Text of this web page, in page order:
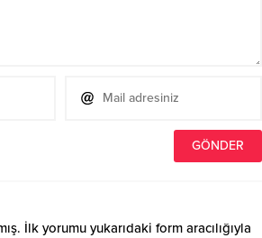
İlk yorumu yukarıdaki form aracılığıyla